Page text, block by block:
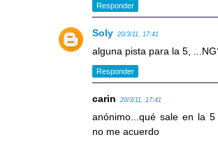
Responder
Soly 20/3/11, 17:41
alguna pista para la 5,
Responder
carin 20/3/11, 17:41
anónimo...qué sale en la 5
no me acuerdo